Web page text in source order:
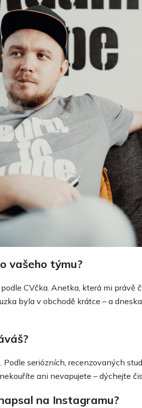
vašeho týmu?
CVčka. Anetka, která mi
byla v obchodě krátce – a
seriózních, recenzovaných
ani nevapujete – dýchejte
na Instagramu?